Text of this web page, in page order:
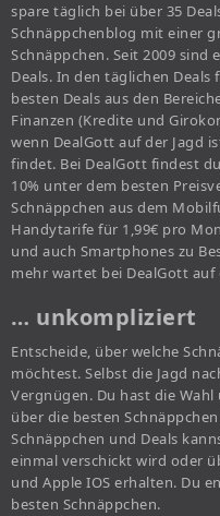
spare täglich bei über 35
Schnäppchenblog mit einer
Schnäppchen. Seit 2009 sind
Deals. In den täglichen
besten Deals aus den
Finanzen (Kredite und
wenn DealGott auf der Jagd
findet. Bei DealGott findest
10% unter dem besten
Schnäppchen aus dem
Handytarife für 1,99€ pro
und auch Smartphones zu
mehr wartet bei DealGott auf
… unkompliziert
Entscheide, über welche
möchtest. Selbst die Jagd
Vergnügen. Du hast die
über die besten
Schnäppchen und Deals
einmal verschickt wird oder
und Apple IOS erhalten. Du
besten Schnäppchen.